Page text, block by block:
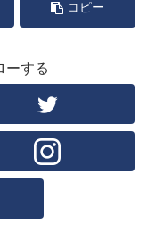
コピー
する